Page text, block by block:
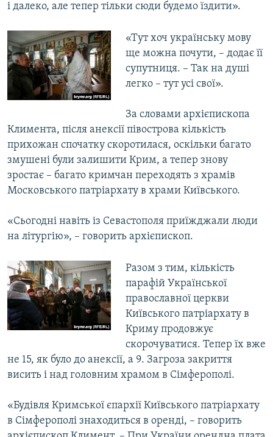
і далеко, але тепер тільки сюди будемо їздити».
«Тут хоч українську мову
ще можна почути, – додає її
супутниця. – Так на душі
легко – тут усі свої».
За словами архієпископа
Климента, після анексії півострова кількість
прихожан спочатку скоротилася, оскільки багато
змушені були залишити Крим, а тепер знову
зростає – багато кримчан переходять з храмів
Московського патріархату в храми Київського.
«Сьогодні навіть із Севастополя приїжджали люди
на літургію», – говорить архієпископ.
Разом з тим, кількість
парафій Української
православної церкви
Київського патріархату в
Криму продовжує
скорочуватися. Тепер їх вже
не 15, як було до анексії, а 9. Загроза закриття
висить і над головним храмом в Сімферополі.
«Будівля Кримської єпархії Київського патріархату
в Сімферополі знаходиться в оренді, – говорить